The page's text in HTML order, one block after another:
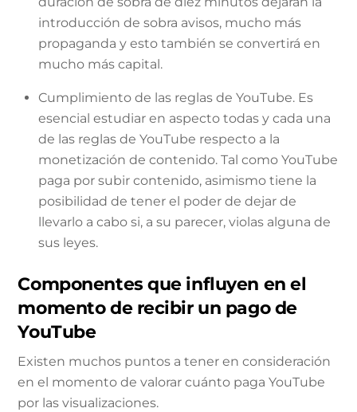
introducción de sobra avisos, mucho más
propaganda y esto también se convertirá en
mucho más capital.
Cumplimiento de las reglas de YouTube. Es
esencial estudiar en aspecto todas y cada una
de las reglas de YouTube respecto a la
monetización de contenido. Tal como YouTube
paga por subir contenido, asimismo tiene la
posibilidad de tener el poder de dejar de
llevarlo a cabo si, a su parecer, violas alguna de
sus leyes.
Componentes que influyen en el
momento de recibir un pago de
YouTube
Existen muchos puntos a tener en consideración
en el momento de valorar cuánto paga YouTube
por las visualizaciones.